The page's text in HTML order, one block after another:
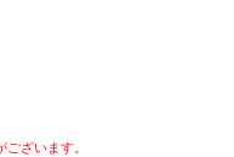
ざいます。